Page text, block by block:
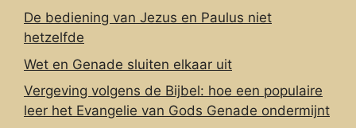
De bediening van Jezus en Paulus niet
hetzelfde
Wet en Genade sluiten elkaar uit
Vergeving volgens de Bijbel: hoe een populaire
leer het Evangelie van Gods Genade ondermijnt